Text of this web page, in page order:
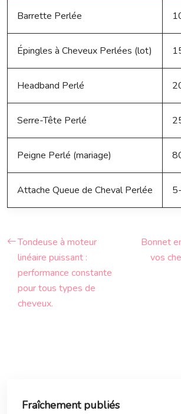
Barrette Perlée
Épingles à Cheveux Perlées (lot)
Headband Perlé
Serre-Tête Perlé
Peigne Perlé (mariage)
Attache Queue de Cheval Perlée
Tondeuse à moteur
linéaire puissant :
performance constante
pour tous types de
cheveux.
Bonnet
vos
Fraîchement publiés